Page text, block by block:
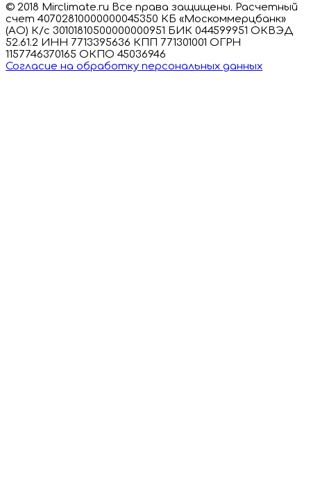
© 2018 Mirclimate.ru Все права защищены. Расчетный
счет 40702810000000045350 КБ «Москоммерцбанк»
(АО) К/с 30101810500000000951 БИК 044599951 ОКВЭД
52.61.2 ИНН 7713395636 КПП 771301001 ОГРН
1157746370165 ОКПО 45036946
Согласие на обработку персональных данных